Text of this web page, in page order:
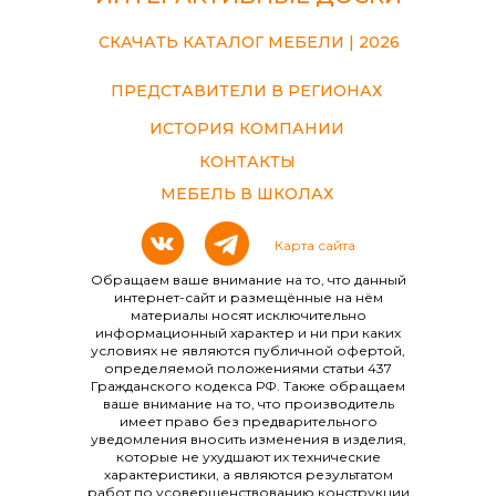
Обращаем ваше внимание на то, что данный
интернет-сайт и размещённые на нём
материалы носят исключительно
информационный характер и ни при каких
условиях не являются публичной офертой,
определяемой положениями статьи 437
Гражданского кодекса РФ. Также обращаем
ваше внимание на то, что производитель
имеет право без предварительного
уведомления вносить изменения в изделия,
которые не ухудшают их технические
характеристики, а являются результатом
работ по усовершенствованию конструкции
Карта сайта
ПРЕДСТАВИТЕЛИ В РЕГИОНАХ
СКАЧАТЬ КАТАЛОГ МЕБЕЛИ | 2026
ИСТОРИЯ КОМПАНИИ
КОНТАКТЫ
МЕБЕЛЬ В ШКОЛАХ